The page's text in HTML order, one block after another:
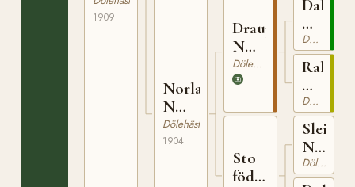
1909
Norlanda
N
3300
Dölehäst
1904
Draupner
N
613Dölehäst
Sto
född
N
446
Dölehäst
Rakel
N
1155
Dölehäst
N
536Dölehäst